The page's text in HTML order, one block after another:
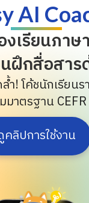
AI
งเรียนภา
ฝึกสื่อสาร
ำ! โค้ชนักเรียน
มาตรฐาน CEFR
คลิปการใช้งาน